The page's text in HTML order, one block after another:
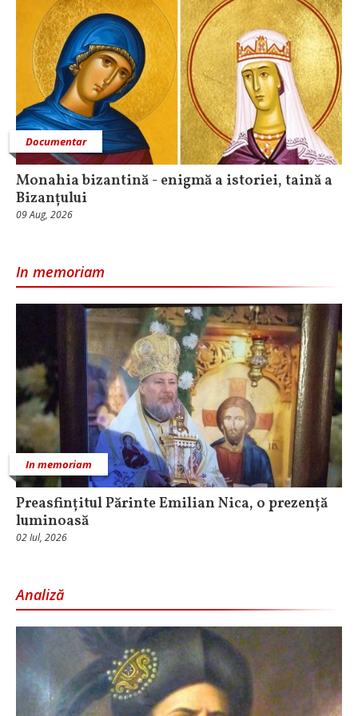
Documentar
Monahia bizantină - enigmă a istoriei, taină a
Bizanțului
09 Aug, 2026
In memoriam
In memoriam
Preasfințitul Părinte Emilian Nica, o prezență
luminoasă
02 Iul, 2026
Analiză